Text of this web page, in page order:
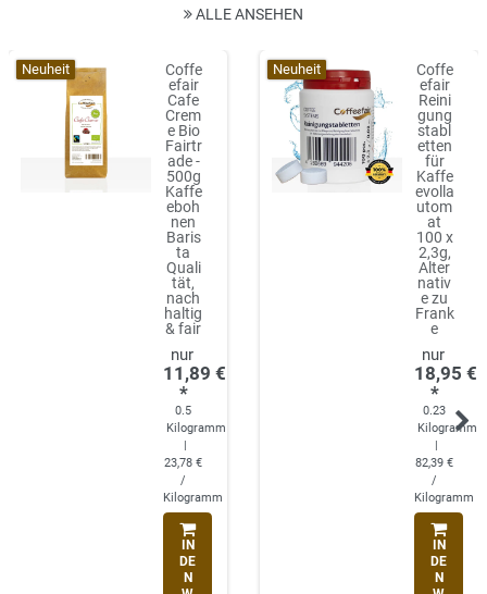
ALLE ANSEHEN
Neuheit
Coffe
efair
Cafe
Crem
e Bio
Fairtr
ade -
500g
Kaffe
eboh
nen
Baris
ta
Quali
tät,
nach
haltig
& fair
11,89 €
*
0.5
Kilogramm
23,78 €
/
Kilogramm
IN
DE
N
Neuheit
Coffe
efair
Reini
gung
stabl
etten
für
Kaffe
evolla
utom
at
100 x
2,3g,
Alter
nativ
e zu
Frank
e
18,95 €
*
0.23
Kilogramm
82,39 €
/
Kilogramm
IN
DE
N